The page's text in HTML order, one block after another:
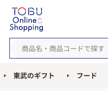
東武のギフト フード